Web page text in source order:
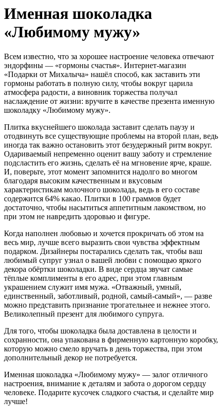
Именная шоколадка
«Любимому мужу»
Всем известно, что за хорошее настроение человека отвечают
эндорфины — «гормоны счастья». Интернет-магазин
«Подарки от Михалыча» нашёл способ, как заставить эти
гормоны работать в полную силу, чтобы вокруг царила
атмосфера радости, а виновник торжества получал
наслаждение от жизни: вручите в качестве презента именную
шоколадку «Любимому мужу».
Плитка вкуснейшего шоколада заставит сделать паузу и
отодвинуть все существующие проблемы на второй план, ведь
иногда так важно остановить этот безудержный ритм вокруг.
Одариваемый непременно оценит вашу заботу и стремление
подсластить его жизнь, сделать её на мгновение ярче, краше.
И, поверьте, этот момент запомнится надолго во многом
благодаря высоким качественным и вкусовым
характеристикам молочного шоколада, ведь в его составе
содержится 64% какао. Плитки в 100 граммов будет
достаточно, чтобы насытиться аппетитным лакомством, но
при этом не навредить здоровью и фигуре.
Когда наполнен любовью и хочется прокричать об этом на
весь мир, лучше всего выразить свои чувства эффектным
подарком. Дизайнеры постарались сделать так, чтобы ваш
любимый супруг узнал о вашей любви с помощью яркого
декора обёртки шоколадки. В виде сердца звучат самые
тёплые комплименты в его адрес, при этом главным
украшением служит имя мужа. «Отважный, умный,
единственный, заботливый, родной, самый-самый», — разве
можно представить признание трогательнее и нежнее этого.
Великолепный презент для любимого супруга.
Для того, чтобы шоколадка была доставлена в целости и
сохранности, она упакована в фирменную картонную коробку,
которую можно смело вручать в день торжества, при этом
дополнительный декор не потребуется.
Именная шоколадка «Любимому мужу» — залог отличного
настроения, внимание к деталям и забота о дорогом сердцу
человеке. Подарите кусочек сладкого счастья, и сделайте мир
лучше!